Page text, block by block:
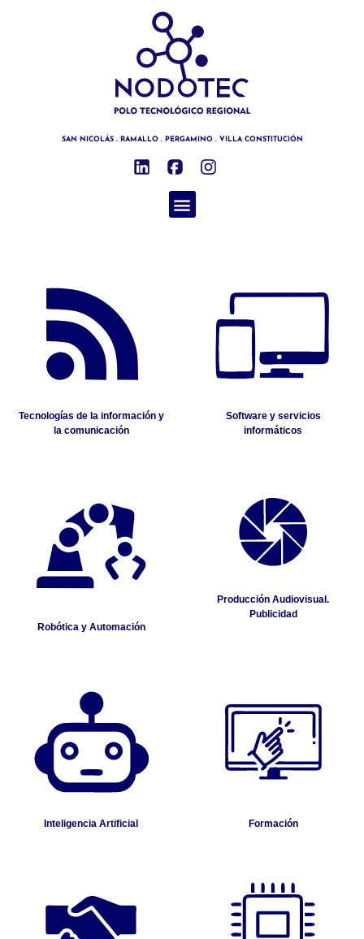
SAN NICOLÁS . RAMALLO . PERGAMINO . VILLA CONSTITUCIÓN
Tecnologías de la información y
la comunicación
Software y servicios
informáticos
Robótica y Automación
Producción Audiovisual.
Publicidad
Inteligencia Artificial Formación